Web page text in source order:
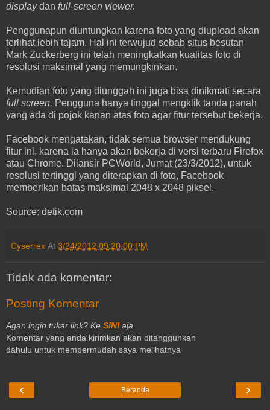
displaydan full-screen viewer.
Penggunapun diuntungkan karena foto yang diupload akan
terlihat lebih tajam. Hal ini terwujud sebab situs besutan
Mark Zuckerberg ini telah meningkatkan kualitas foto di
resolusi maksimal yang memungkinkan.
Kemudian foto yang diunggah ini juga bisa dinikmati secara
full screen. Pengguna hanya tinggal mengklik tanda panah
yang ada di pojok kanan atas foto agar fitur tersebut bekerja.
Facebook mengatakan, tidak semua browser mendukung
fitur ini, karena ia hanya akan bekerja di versi terbaru Firefox
atau Chrome. Dilansir PCWorld, Jumat (23/3/2012), untuk
resolusi tertinggi yang diterapkan di foto, Facebook
memberikan batas maksimal 2048 x 2048 piksel.
Source: detik.com
Cyserrex At 3/24/2012 09:20:00 PM
Tidak ada komentar:
Posting Komentar
Agan ingin tukar link? Ke SINI aja.
Komentar yang anda kirimkan akan ditangguhkan
dahulu untuk mempermudah saya melihatnya
‹ ›
Beranda